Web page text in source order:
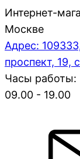
Интернет-
Москве
Адрес:
проспект, 19,
Часы работы:
09.00 - 19.00